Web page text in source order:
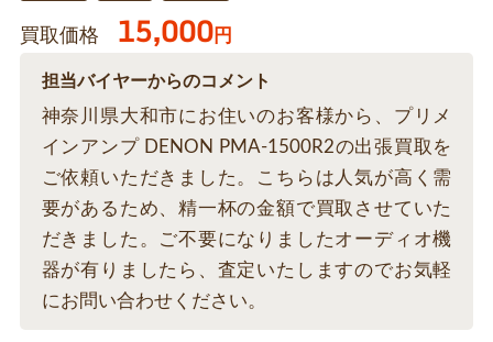
買取価格 15,000円
担当バイヤーからのコメント
神奈川県大和市にお住いのお客様から、プリメ
インアンプ DENON PMA-1500R2の出張買取を
ご依頼いただきました。こちらは人気が高く需
要があるため、精一杯の金額で買取させていた
だきました。ご不要になりましたオーディオ機
器が有りましたら、査定いたしますのでお気軽
にお問い合わせください。